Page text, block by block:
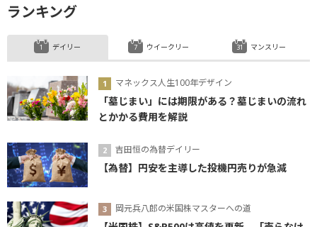
ランキング
デイリー
マネックス人生100年デザイン
「墓じまい」には期限がある？墓じまいの流れ
とかかる費用を解説
吉田恒の為替デイリー
【為替】円安を主導した投機円売りが急減
岡元兵八郎の米国株マスターへの道
ウイークリー マンスリー